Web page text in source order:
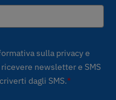
15/07/26tag
sulla privacy e
newsletter e SMS
dagli SMS.*